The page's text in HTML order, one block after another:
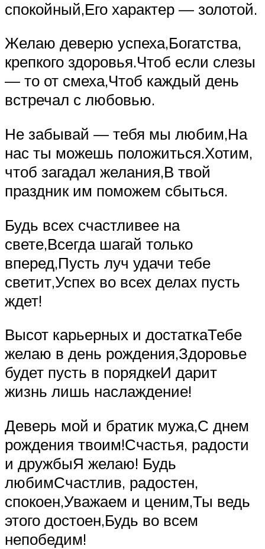
спокойный,Его характер — золотой.
Желаю деверю успеха,Богатства,
крепкого здоровья.Чтоб если слезы
— то от смеха,Чтоб каждый день
встречал с любовью.
Не забывай — тебя мы любим,На
нас ты можешь положиться.Хотим,
чтоб загадал желания,В твой
праздник им поможем сбыться.
Будь всех счастливее на
свете,Всегда шагай только
вперед,Пусть луч удачи тебе
светит,Успех во всех делах пусть
ждет!
Высот карьерных и достаткаТебе
желаю в день рождения,Здоровье
будет пусть в порядкеИ дарит
жизнь лишь наслаждение!
Деверь мой и братик мужа,С днем
рождения твоим!Счастья, радости
и дружбыЯ желаю! Будь
любимСчастлив, радостен,
спокоен,Уважаем и ценим,Ты ведь
этого достоен,Будь во всем
непобедим!